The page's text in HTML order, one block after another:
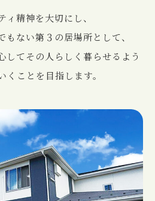
ィ精神を⼤切にし、
ない第３の居場所として、
してその⼈らしく暮らせるよう
くことを⽬指します。